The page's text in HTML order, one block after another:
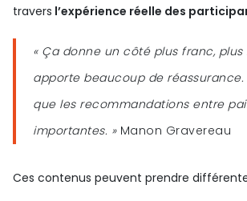
travers l’expérience réelle des
« Ça donne un côté plus franc,
apporte beaucoup de réassurance.
que les recommandations entre
importantes. » Manon Gravereau
Ces contenus peuvent prendre